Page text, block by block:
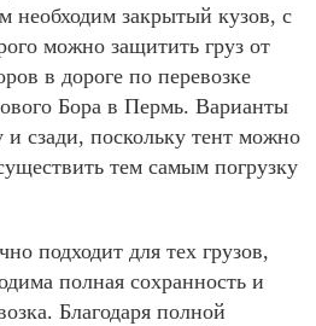
необходим закрытый кузов, с
можно защитить груз от
в дороге по перевозке
Бора в Пермь. Варианты
и сзади, поскольку тент можно
тем самым погрузку
подходит для тех грузов,
полная сохранность и
Благодаря полной